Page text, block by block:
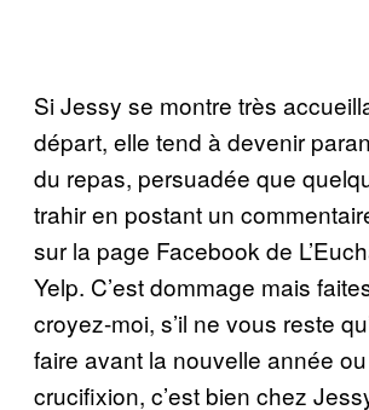
Si Jessy se montre très
départ, elle tend à devenir
du repas, persuadée que
trahir en postant un
sur la page Facebook de
Yelp. C’est dommage mais
croyez-moi, s’il ne vous reste
faire avant la nouvelle année
crucifixion, c’est bien chez